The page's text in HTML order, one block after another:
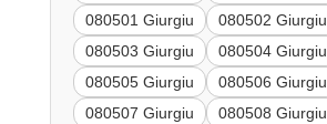
080501 Giurgiu
080502 Giurgiu
080503 Giurgiu
080504 Giurgiu
080505 Giurgiu
080506 Giurgiu
080507 Giurgiu
080508 Giurgiu